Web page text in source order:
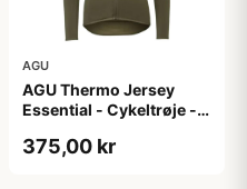
AGU
AGU Thermo Jersey
Essential - Cykeltrøje -
M
375,00 kr